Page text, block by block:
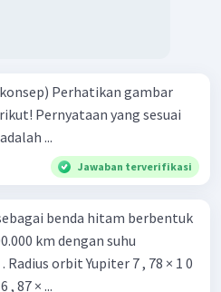
gambar
sesuai
...
Jawaban terverifikasi
benda hitam berbentuk
km dengan suhu
orbit Yupiter 7 , 78 × 1 0
, 87 × ...